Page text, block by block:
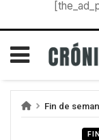
Fin de